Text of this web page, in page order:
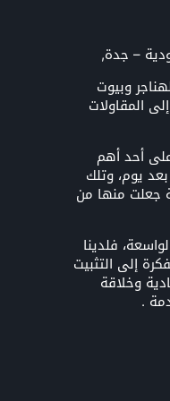
– جدة,
وبيوت
المقاولات
أحد أهم
يوم، وتلك
جعلت منها من
فلدينا
إلى التثبيت
وخلاقة
.